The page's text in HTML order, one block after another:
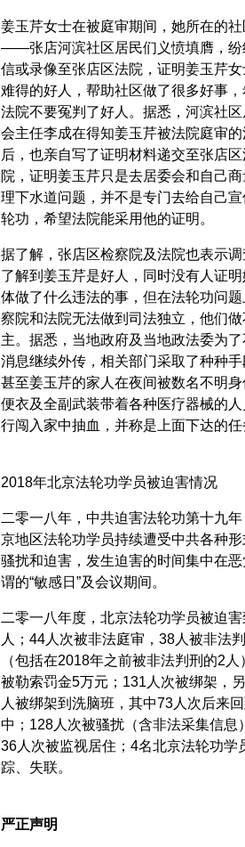
姜玉芹女士在被庭审期间，她所在的社
——张店河滨社区居民们义愤填膺，纷
信或录像至张店区法院，证明姜玉芹女
难得的好人，帮助社区做了很多好事，
法院不要冤判了好人。据悉，河滨社区
会主任李成在得知姜玉芹被法院庭审的
后，也亲自写了证明材料递交至张店区
院，证明姜玉芹只是去居委会和自己
理下水道问题，并不是专门去给自己宣
轮功，希望法院能采用他的证明。
据了解，张店区检察院及法院也表示调
了解到姜玉芹是好人，同时没有人证明
体做了什么违法的事，但在法轮功问题
察院和法院无法做到司法独立，他们做
主。据悉，当地政府及当地政法委为了
消息继续外传，相关部门采取了种种手
甚至姜玉芹的家人在夜间被数名不明身
便衣及全副武装带着各种医疗器械的人
行闯入家中抽血，并称是上面下达的任
2018年北京法轮功学员被迫害情况
二零一八年，中共迫害法轮功第十九
京地区法轮功学员持续遭受中共各种形
骚扰和迫害，发生迫害的时间集中在恶
谓的“敏感日”及会议期间。
二零一八年度，北京法轮功学员被迫
人；44人次被非法庭审，38人被非法
（包括在2018年之前被非法判刑的2人
被勒索罚金5万元；131人次被绑架，
人被绑架到洗脑班，其中73人次后来
中；128人次被骚扰（含非法采集信息
36人次被监视居住；4名北京法轮功学
踪、失联。
严正声明